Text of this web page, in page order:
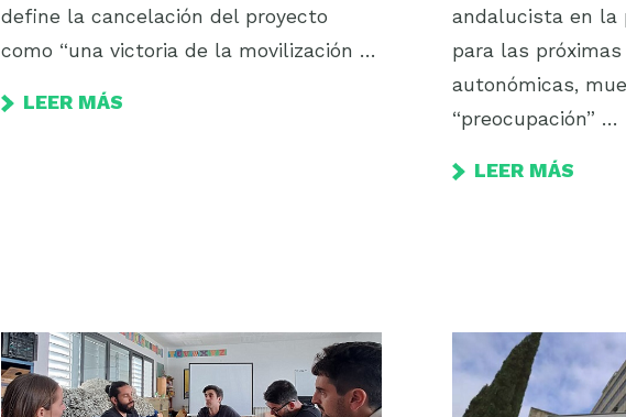
define la cancelación del proyecto
como “una victoria de la movilización …
LEER MÁS
andalucista en la
para las
autonómicas,
“preocupación” …
LEER MÁS